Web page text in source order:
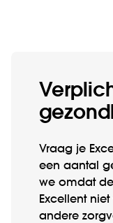
Vraag je
een aantal
we omdat
Excellent
andere